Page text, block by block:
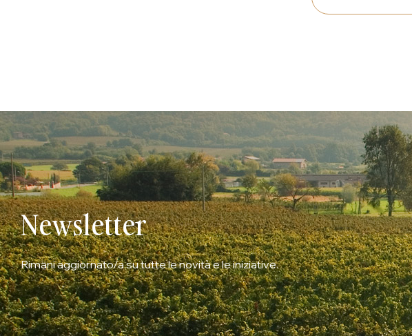
Newsletter
Rimani aggiornato/a su tutte le novità e le iniziative.